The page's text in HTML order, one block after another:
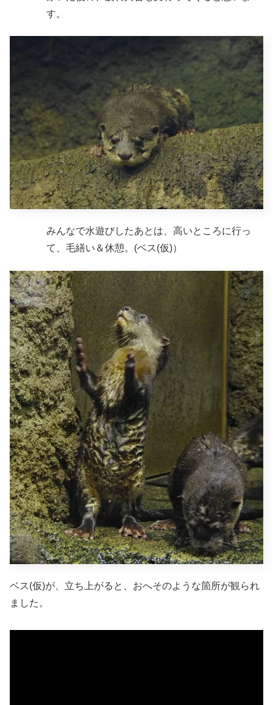
す。
みんなで水遊びしたあとは、高いところに行っ
て、毛繕い＆休憩。(ベス(仮)）
ベス(仮)が、立ち上がると、おへそのような箇所が観られ
ました。